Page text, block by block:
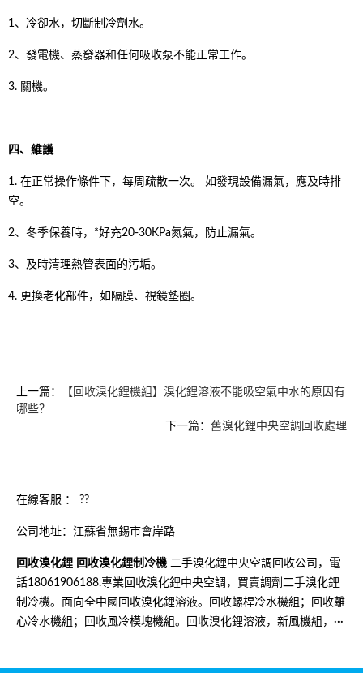
1、冷卻水，切斷制冷劑水。
2、發電機、蒸發器和任何吸收泵不能正常工作。
3. 關機。
四、維護
1. 在正常操作條件下，每周疏散一次。 如發現設備漏氣，應及時排
空。
2、冬季保養時，*好充20-30KPa氮氣，防止漏氣。
3、及時清理熱管表面的污垢。
4. 更換老化部件，如隔膜、視鏡墊圈。
上一篇：
【回收溴化鋰機組】溴化鋰溶液不能吸空氣中水的原因有
哪些？
下一篇： 舊溴化鋰中央空調回收處理
在線客服 ： ??
公司地址：江蘇省無錫市會岸路
回收溴化鋰 回收溴化鋰制冷機 二手溴化鋰中央空調回收公司，電
話18061906188.專業回收溴化鋰中央空調，買賣調劑二手溴化鋰
制冷機。面向全中國回收溴化鋰溶液。回收螺桿冷水機組；回收離
心冷水機組；回收風冷模塊機組。回收溴化鋰溶液，新風機組，···